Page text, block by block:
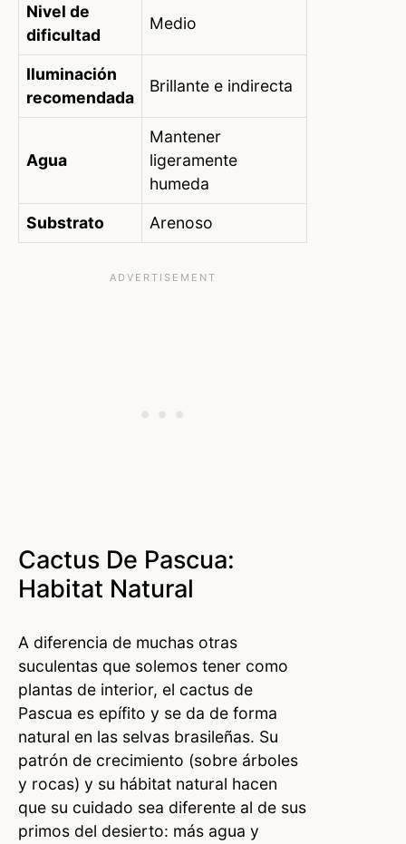
Nivel de
dificultad
Medio
Iluminación
recomendada
Brillante e indirecta
Agua
Mantener
ligeramente
humeda
Substrato Arenoso
Cactus De Pascua:
Habitat Natural
A diferencia de muchas otras
suculentas que solemos tener como
plantas de interior, el cactus de
Pascua es epífito y se da de forma
natural en las selvas brasileñas. Su
patrón de crecimiento (sobre árboles
y rocas) y su hábitat natural hacen
que su cuidado sea diferente al de sus
primos del desierto: más agua y